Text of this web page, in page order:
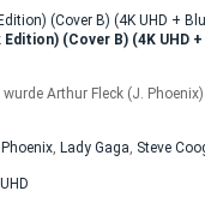
(Cover B) (4K UHD
Arthur Fleck (J.
, Lady Gaga, Steve